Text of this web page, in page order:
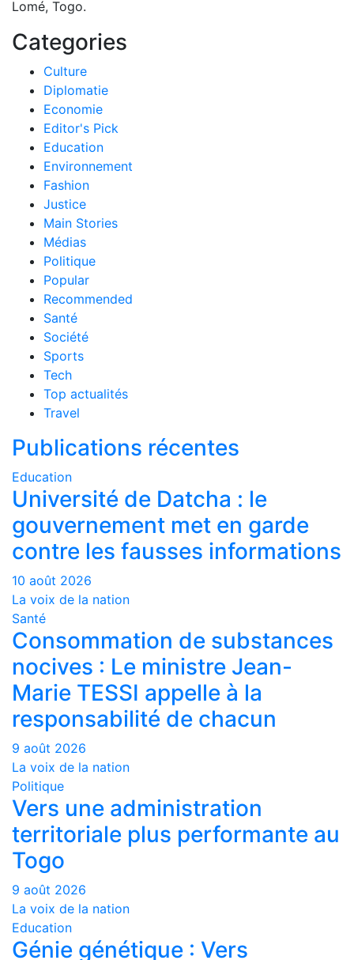
Lomé, Togo.
Categories
Culture
Diplomatie
Economie
Editor's Pick
Education
Environnement
Fashion
Justice
Main Stories
Médias
Politique
Popular
Recommended
Santé
Société
Sports
Tech
Top actualités
Travel
Publications récentes
Education
Université de Datcha : le
gouvernement met en garde
contre les fausses informations
10 août 2026
La voix de la nation
Santé
Consommation de substances
nocives : Le ministre Jean-
Marie TESSI appelle à la
responsabilité de chacun
9 août 2026
La voix de la nation
Politique
Vers une administration
territoriale plus performante au
Togo
9 août 2026
La voix de la nation
Education
Génie génétique : Vers